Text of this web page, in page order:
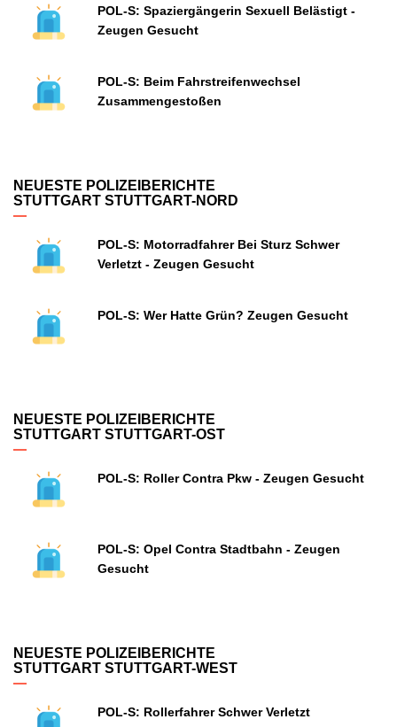
POL-S: Spaziergängerin Sexuell Belästigt -
Zeugen Gesucht
POL-S: Beim Fahrstreifenwechsel
Zusammengestoßen
NEUESTE POLIZEIBERICHTE
STUTTGART STUTTGART-NORD
POL-S: Motorradfahrer Bei Sturz Schwer
Verletzt - Zeugen Gesucht
POL-S: Wer Hatte Grün? Zeugen Gesucht
NEUESTE POLIZEIBERICHTE
STUTTGART STUTTGART-OST
POL-S: Roller Contra Pkw - Zeugen Gesucht
POL-S: Opel Contra Stadtbahn - Zeugen
Gesucht
NEUESTE POLIZEIBERICHTE
STUTTGART STUTTGART-WEST
POL-S: Rollerfahrer Schwer Verletzt